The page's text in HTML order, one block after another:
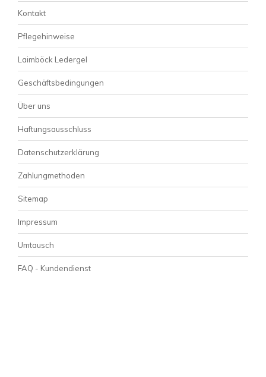
Kontakt
Pflegehinweise
Laimböck Ledergel
Geschäftsbedingungen
Über uns
Haftungsausschluss
Datenschutzerklärung
Zahlungmethoden
Sitemap
Impressum
Umtausch
FAQ - Kundendienst